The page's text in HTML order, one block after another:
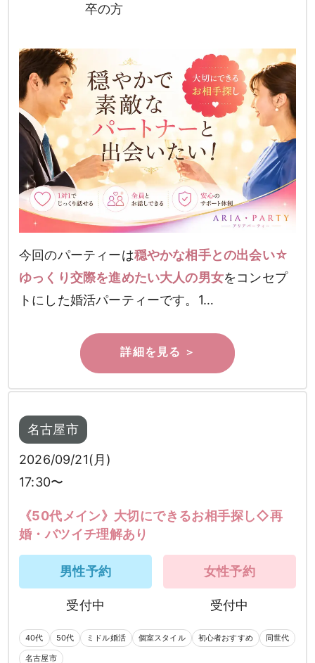
卒の方
今回のパーティーは穏やかな相手との出会い☆
ゆっくり交際を進めたい大人の男女をコンセプ
トにした婚活パーティーです。1…
名古屋市
2026/09/21(月)
17:30〜
《50代メイン》大切にできるお相手探し◇再
婚・バツイチ理解あり
男性予約
受付中
女性予約
受付中
40代 50代 ミドル婚活 個室スタイル 初心者おすすめ 同世代
名古屋市